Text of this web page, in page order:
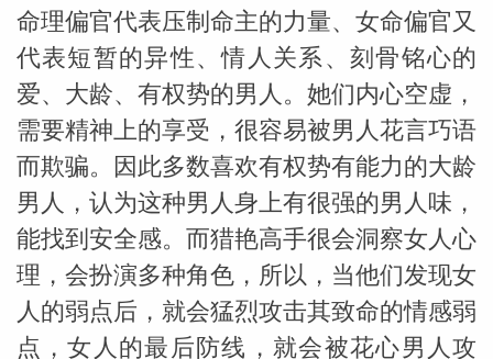
命理偏官代表压制命主的力量、女命偏官又
代表短暂的异性、情人关系、刻骨铭心的
爱、大龄、有权势的男人。她们内心空虚，
需要精神上的享受，很容易被男人花言巧语
而欺骗。因此多数喜欢有权势有能力的大龄
男人，认为这种男人身上有很强的男人味，
能找到安全感。而猎艳高手很会洞察女人心
理，会扮演多种角色，所以，当他们发现女
人的弱点后，就会猛烈攻击其致命的情感弱
点，女人的最后防线，就会被花心男人攻